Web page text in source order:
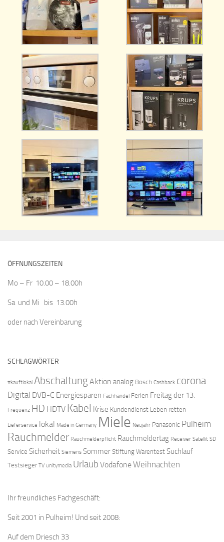
ÖFFNUNGSZEITEN
Mo – Fr 10.00 – 18.00h
Sa und Mi bis 13.00h
oder nach Vereinbarung
SCHLAGWÖRTER
#kauftlokal AbschaltungAktion analog Bosch Cashback corona
Digital DVB-C Energiesparen Fachhandel Ferien Freitag der 13.
Frequenz HD HDTV Kabel Krise Kundendienst Leben retten
Lieferservice lokal Made in Germany Miele Neujahr Panasonic Pulheim
Rauchmelder Rauchmelderpflicht Rauchmeldertag Receiver Satellit SD
Service Sicherheit Siemens Sommer Stiftung Warentest Suchlauf
Testsieger TV unitymedia Urlaub VodafoneWeihnachten
Ihr freundliches Fachgeschäft:
Seit 2001 in Pulheim! Und seit 2008:
Auf dem Driesch 33